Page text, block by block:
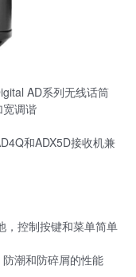
AD系列无线话筒
调谐
和ADX5D接收机兼
，控制按键和菜单简单
潮和防碎屑的性能